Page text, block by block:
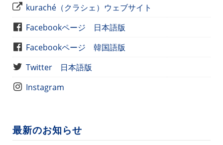
kuraché（クラシェ）ウェブサイト
Facebookページ 日本語版
Facebookページ 韓国語版
Twitter 日本語版
Instagram
最新のお知らせ